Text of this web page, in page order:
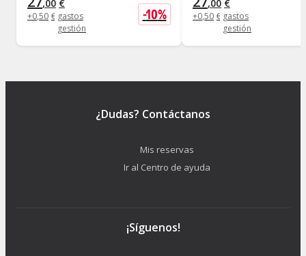
,00 €
+0,50 € gastos
gestión
-10%
,00 €
+0,50 € gastos
gestión
¿Dudas? Contáctanos
Mis reservas
Ir al Centro de ayuda
¡Síguenos!